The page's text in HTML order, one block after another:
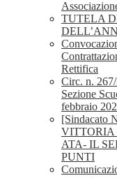
TUTELA
Rettifica
Circ. n.
Sezione
febbraio
[Sindacato
VITTORIA
ATA- IL
PUNTI